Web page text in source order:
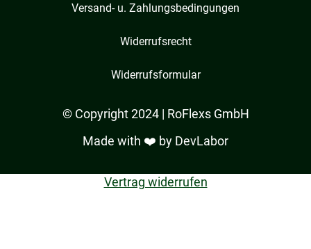
Versand- u. Zahlungsbedingungen
Widerrufsrecht
Widerrufsformular
© Copyright 2024 | RoFlexs GmbH
Made with ❤️ by DevLabor
Vertrag widerrufen